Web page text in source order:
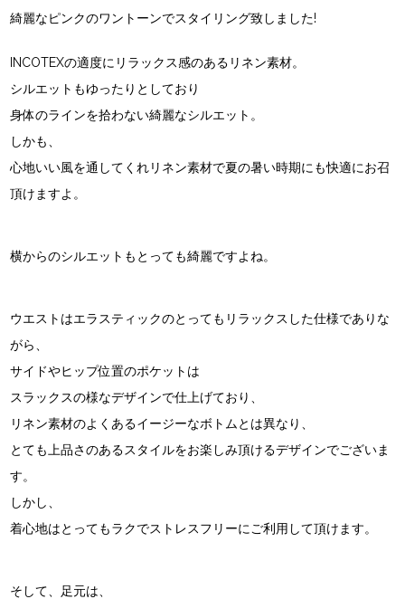
綺麗なピンクのワントーンでスタイリング致しました!
INCOTEXの適度にリラックス感のあるリネン素材。
シルエットもゆったりとしており
身体のラインを拾わない綺麗なシルエット。
しかも、
心地いい風を通してくれリネン素材で夏の暑い時期にも快適にお召
頂けますよ。
横からのシルエットもとっても綺麗ですよね。
ウエストはエラスティックのとってもリラックスした仕様でありな
がら、
サイドやヒップ位置のポケットは
スラックスの様なデザインで仕上げており、
リネン素材のよくあるイージーなボトムとは異なり、
とても上品さのあるスタイルをお楽しみ頂けるデザインでございま
す。
しかし、
着心地はとってもラクでストレスフリーにご利用して頂けます。
そして、足元は、